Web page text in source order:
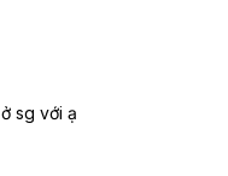
sg với ạ